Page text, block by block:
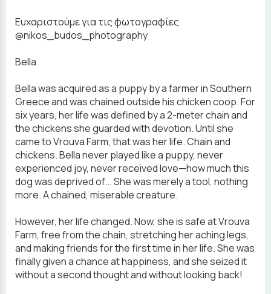
Ευχαριστούμε για τις φωτογραφίες
@nikos_budos_photography
Bella
Bella was acquired as a puppy by a farmer in Southern
Greece and was chained outside his chicken coop. For
six years, her life was defined by a 2-meter chain and
the chickens she guarded with devotion. Until she
came to Vrouva Farm, that was her life. Chain and
chickens. Bella never played like a puppy, never
experienced joy, never received love—how much this
dog was deprived of... She was merely a tool, nothing
more. A chained, miserable creature.
However, her life changed. Now, she is safe at Vrouva
Farm, free from the chain, stretching her aching legs,
and making friends for the first time in her life. She was
finally given a chance at happiness, and she seized it
without a second thought and without looking back!